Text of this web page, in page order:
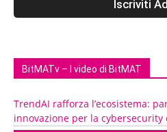
BitMATv – I video di BitMAT
TrendAI rafforza l’ecosistema:
innovazione per la